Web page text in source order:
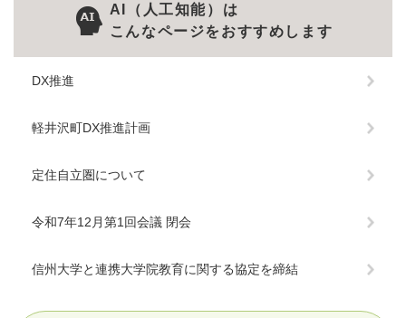
AI（人工知能）は
こんなページをおすすめします
DX推進
軽井沢町DX推進計画
定住自立圏について
令和7年12月第1回会議 閉会
信州大学と連携大学院教育に関する協定を締結